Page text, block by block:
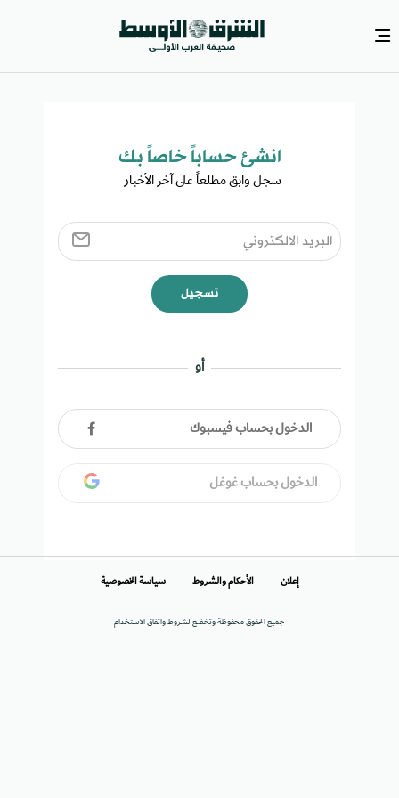
انشئ حساباً خاصاً بك​
سجل وابق مطلعاً على آخر الأخبار ​
تسجيل
أو
الدخول بحساب فيسبوك
الدخول بحساب غوغل
جميع الحقوق محفوظة وتخضع لشروط واتفاق الاستخدام
إعلان الأحكام والشروط سياسة الخصوصية